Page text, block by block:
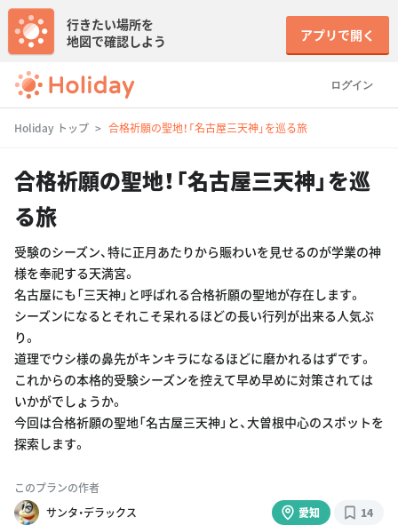
ログイン
行きたい場所を
地図で確認しよう
アプリで開く
Holiday トップ 合格祈願の聖地！「名古屋三天神」を巡る旅
合格祈願の聖地！「名古屋三天神」を巡
る旅
受験のシーズン、特に正月あたりから賑わいを見せるのが学業の神
様を奉祀する天満宮。
名古屋にも「三天神」と呼ばれる合格祈願の聖地が存在します。
シーズンになるとそれこそ呆れるほどの長い行列が出来る人気ぶ
り。
道理でウシ様の鼻先がキンキラになるほどに磨かれるはずです。
これからの本格的受験シーズンを控えて早め早めに対策されては
いかがでしょうか。
今回は合格祈願の聖地「名古屋三天神」と、大曽根中心のスポットを
探索します。
このプランの作者
サンタ・デラックス
愛知 14